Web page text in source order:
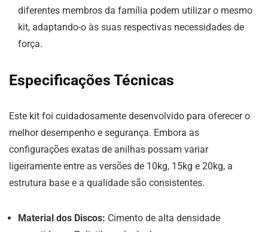
diferentes membros da família podem utilizar o mesmo
kit, adaptando-o às suas respectivas necessidades de
força.
Especificações Técnicas
Este kit foi cuidadosamente desenvolvido para oferecer o
melhor desempenho e segurança. Embora as
configurações exatas de anilhas possam variar
ligeiramente entre as versões de 10kg, 15kg e 20kg, a
estrutura base e a qualidade são consistentes.
Material dos Discos: Cimento de alta densidade